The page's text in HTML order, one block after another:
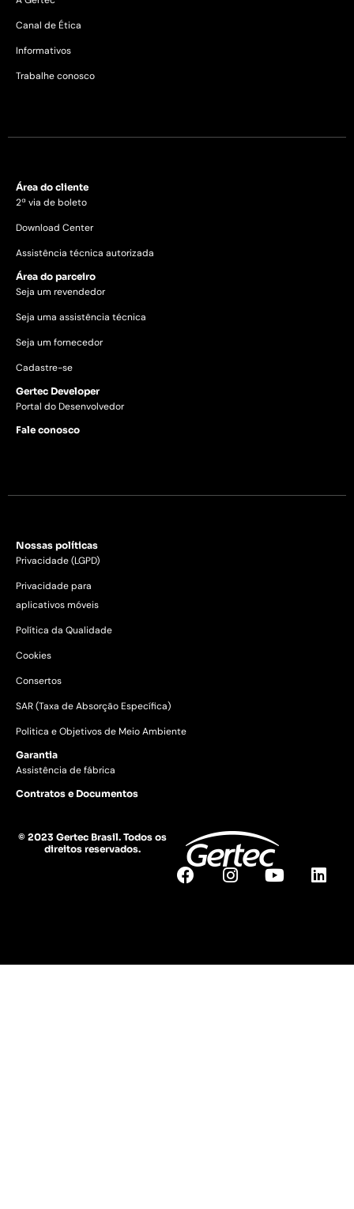
Canal de Ética
Informativos
Trabalhe conosco
Área do cliente
2ª via de boleto
Download Center
Assistência técnica autorizada
Área do parceiro
Seja um revendedor
Seja uma assistência técnica
Seja um fornecedor
Cadastre-se
Gertec Developer
Portal do Desenvolvedor
Fale conosco
Nossas políticas
Privacidade (LGPD)
Privacidade para
aplicativos móveis
Política da Qualidade
Cookies
Consertos
SAR (Taxa de Absorção Específica)
Politica e Objetivos de Meio Ambiente
Garantia
Assistência de fábrica
Contratos e Documentos
© 2023 Gertec Brasil. Todos os
direitos reservados.